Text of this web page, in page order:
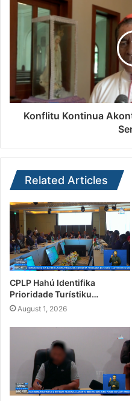
Konflitu Kontinua
Related Articles
CPLP Hahú Identifika
Prioridade Turístiku…
August 1, 2026